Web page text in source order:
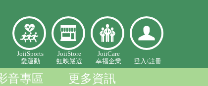
愛
運
動
虹映嚴
選
幸福企
業
人中心
JoiiSports
愛運動
JoiiStore
虹映嚴選
JoiiCare
幸福企業
登入/註冊
音專區 更多資訊